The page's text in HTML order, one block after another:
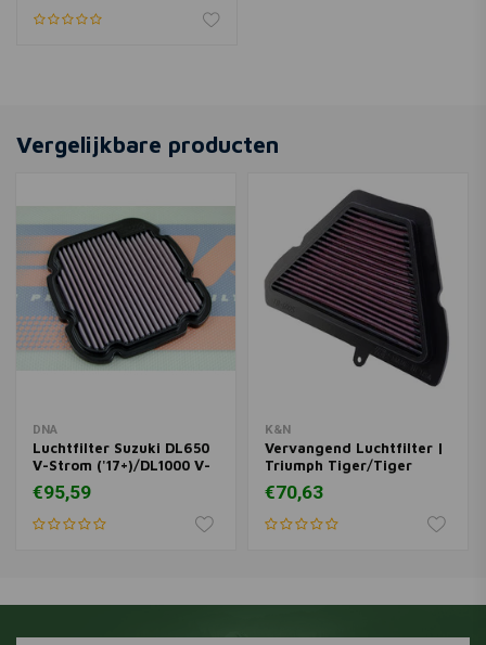
Vergelijkbare producten
DNA
Luchtfilter Suzuki DL650
V-Strom ('17+)/DL1000 V-
Strom ('13 -'19)
€95,59
K&N
Vervangend Luchtfilter |
Triumph Tiger/Tiger
1050/ABS/ABS
SE/SE/Sport 1050
€70,63